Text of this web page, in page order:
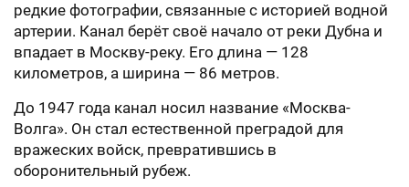
редкие фотографии, связанные с историей водной
артерии. Канал берёт своё начало от реки Дубна и
впадает в Москву-реку. Его длина — 128
километров, а ширина — 86 метров.
До 1947 года канал носил название «Москва-
Волга». Он стал естественной преградой для
вражеских войск, превратившись в
оборонительный рубеж.